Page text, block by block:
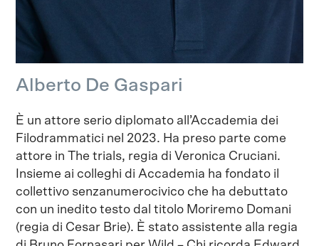
Alberto De Gaspari
È un attore serio diplomato all’Accademia dei
Filodrammatici nel 2023. Ha preso parte come
attore in The trials, regia di Veronica Cruciani.
Insieme ai colleghi di Accademia ha fondato il
collettivo senzanumerocivico che ha debuttato
con un inedito testo dal titolo Moriremo Domani
(regia di Cesar Brie). È stato assistente alla regia